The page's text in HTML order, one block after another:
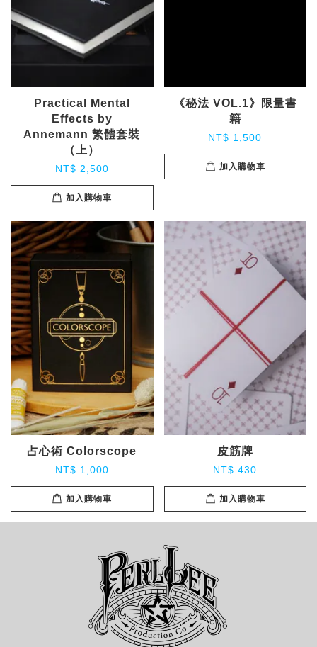
Practical Mental
Effects by
Annemann 繁體套裝
（上）
NT$ 2,500
加入購物車
《秘法 VOL.1》限量書
籍
NT$ 1,500
加入購物車
占心術 Colorscope
NT$ 1,000
加入購物車
皮筋牌
NT$ 430
加入購物車